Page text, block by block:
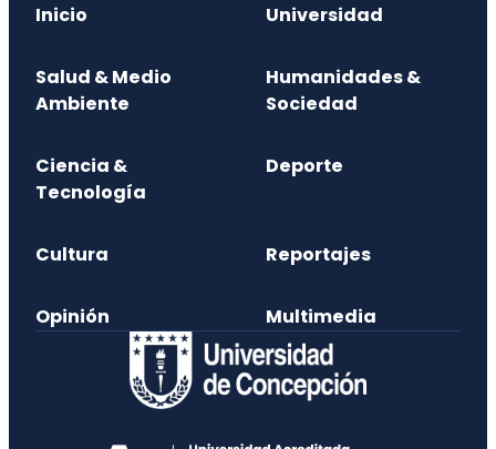
Inicio Universidad
Salud & Medio
Ambiente
Humanidades &
Sociedad
Ciencia &
Tecnología
Deporte
Cultura Reportajes
Opinión Multimedia